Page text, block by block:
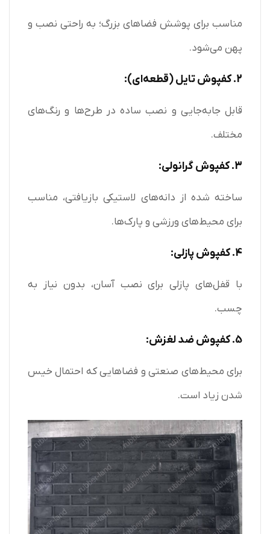
مناسب برای پوشش فضاهای بزرگ؛ به راحتی نصب و
پهن می‌شود.
2. کفپوش تایل (قطعه‌ای):
قابل جابه‌جایی و نصب ساده در طرح‌ها و رنگ‌های
مختلف.
3. کفپوش گرانولی:
ساخته شده از دانه‌های لاستیکی بازیافتی، مناسب
برای محیط‌های ورزشی و پارک‌ها.
4. کفپوش پازلی:
با قفل‌های پازلی برای نصب آسان، بدون نیاز به
چسب.
5. کفپوش ضد لغزش:
برای محیط‌های صنعتی و فضاهایی که احتمال خیس
شدن زیاد است.